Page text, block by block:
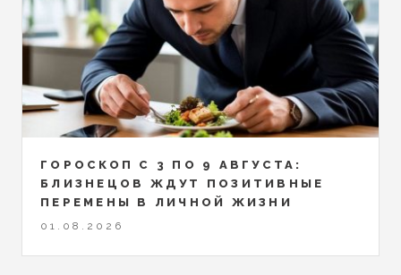
ГОРОСКОП С 3 ПО 9 АВГУСТА:
БЛИЗНЕЦОВ ЖДУТ ПОЗИТИВНЫЕ
ПЕРЕМЕНЫ В ЛИЧНОЙ ЖИЗНИ
01.08.2026